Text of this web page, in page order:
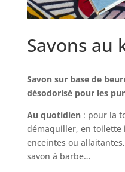
Savons au
Savon sur base de
désodorisé pour les
Au quotidien: pour la
démaquiller, en toilette
enceintes ou
savon à barbe…